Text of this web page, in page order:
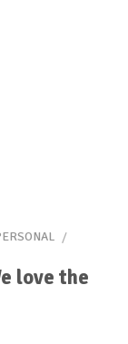
/
love the